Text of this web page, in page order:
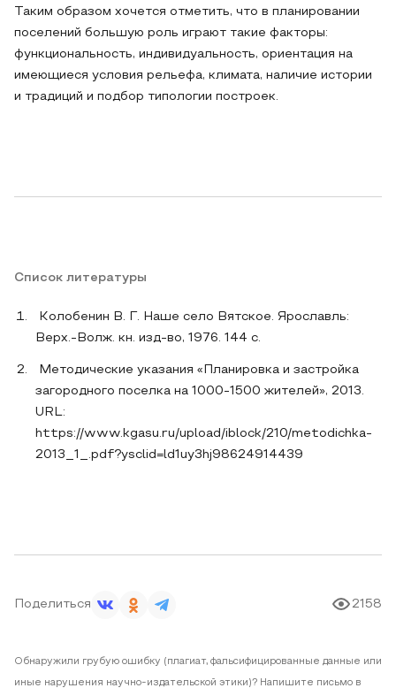
Таким образом хочется отметить, что в планировании
поселений большую роль играют такие факторы:
функциональность, индивидуальность, ориентация на
имеющиеся условия рельефа, климата, наличие истории
и традиций и подбор типологии построек.
Список литературы
Колобенин В. Г. Наше село Вятское. Ярославль:
Верх.-Волж. кн. изд-во, 1976. 144 с.
Методические указания «Планировка и застройка
загородного поселка на 1000-1500 жителей», 2013.
URL:
https://www.kgasu.ru/upload/iblock/210/metodichka-
2013_1_.pdf?ysclid=ld1uy3hj98624914439
Поделиться 2158
Обнаружили грубую ошибку (плагиат, фальсифицированные данные или
иные нарушения научно-издательской этики)? Напишите письмо в